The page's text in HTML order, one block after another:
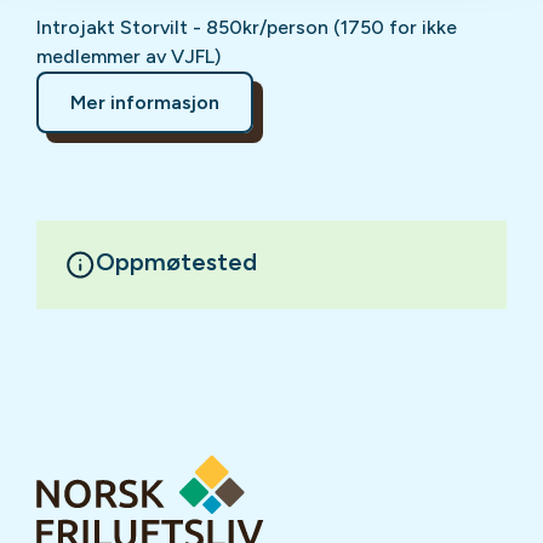
Introjakt Storvilt - 850kr/person (1750 for ikke
medlemmer av VJFL)
Mer informasjon
Oppmøtested